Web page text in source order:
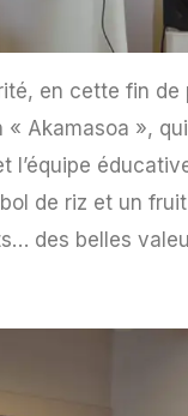
en cette fin de
« Akamasoa »,
l’équipe
de riz et un
des belles